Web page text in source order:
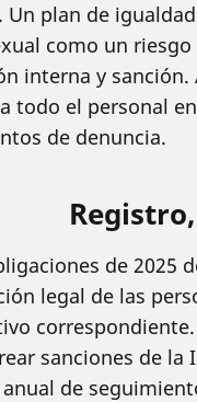
Un plan de
como un
interna y
todo el personal
de denuncia.
de 2025
legal de las
sanciones de
de